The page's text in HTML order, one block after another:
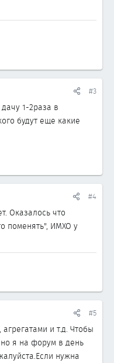
#3
1-2раза в
будут еще какие
#4
Оказалось что
поменять", ИМХО у
#5
и т.д. Чтобы
я на форум в день
нужна